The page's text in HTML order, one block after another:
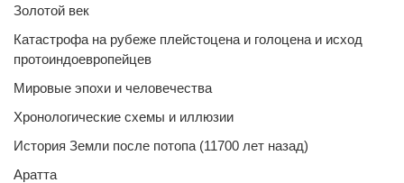
Золотой век
Катастрофа на рубеже плейстоцена и голоцена и исход
протоиндоевропейцев
Мировые эпохи и человечества
Хронологические схемы и иллюзии
История Земли после потопа (11700 лет назад)
Аратта